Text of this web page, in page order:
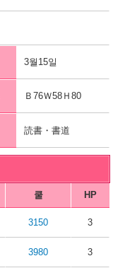
3월15일
Ｂ76Ｗ58Ｈ80
読書・書道
쿨 HP
3150 3
3980 3